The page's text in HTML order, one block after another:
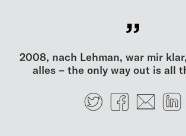
2008, nach Lehman, war mir
alles – the only way out is all
TwitterFacebook
E-mail